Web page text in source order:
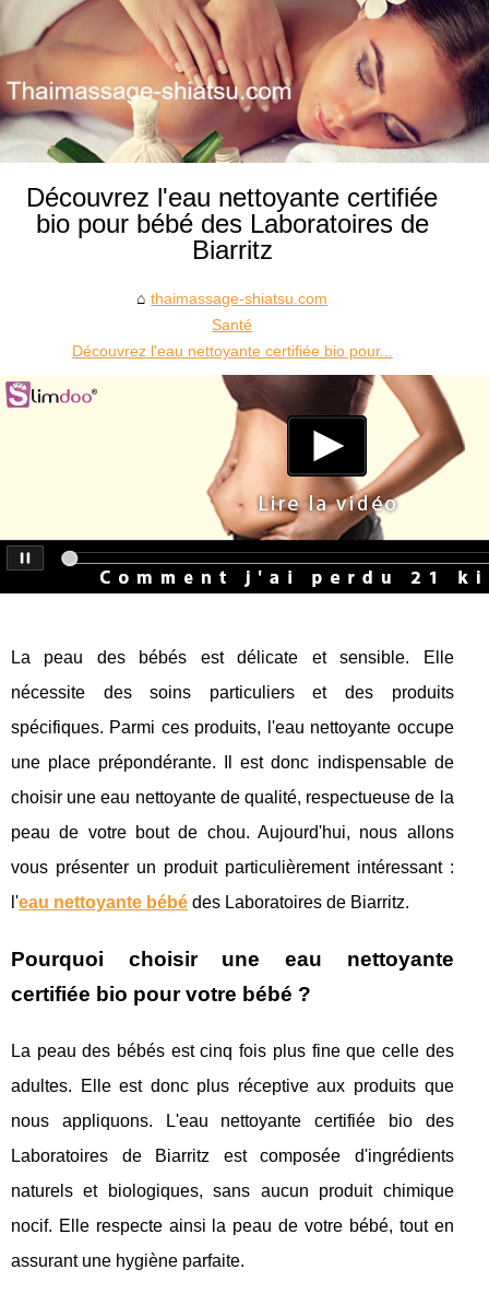
Découvrez l'eau nettoyante certifiée
bio pour bébé des Laboratoires de
Biarritz
thaimassage-shiatsu.com
Santé
Découvrez l'eau nettoyante certifiée bio pour...
La peau des bébés est délicate et sensible. Elle
nécessite des soins particuliers et des produits
spécifiques. Parmi ces produits, l'eau nettoyante occupe
une place prépondérante. Il est donc indispensable de
choisir une eau nettoyante de qualité, respectueuse de la
peau de votre bout de chou. Aujourd'hui, nous allons
vous présenter un produit particulièrement intéressant :
l'eau nettoyante bébé des Laboratoires de Biarritz.
Pourquoi choisir une eau nettoyante
certifiée bio pour votre bébé ?
La peau des bébés est cinq fois plus fine que celle des
adultes. Elle est donc plus réceptive aux produits que
nous appliquons. L'eau nettoyante certifiée bio des
Laboratoires de Biarritz est composée d'ingrédients
naturels et biologiques, sans aucun produit chimique
nocif. Elle respecte ainsi la peau de votre bébé, tout en
assurant une hygiène parfaite.